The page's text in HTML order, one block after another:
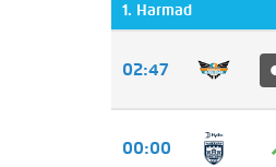
1. Harmad
02:47
00:00